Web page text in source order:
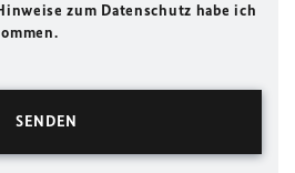
zum Datenschutz habe ich